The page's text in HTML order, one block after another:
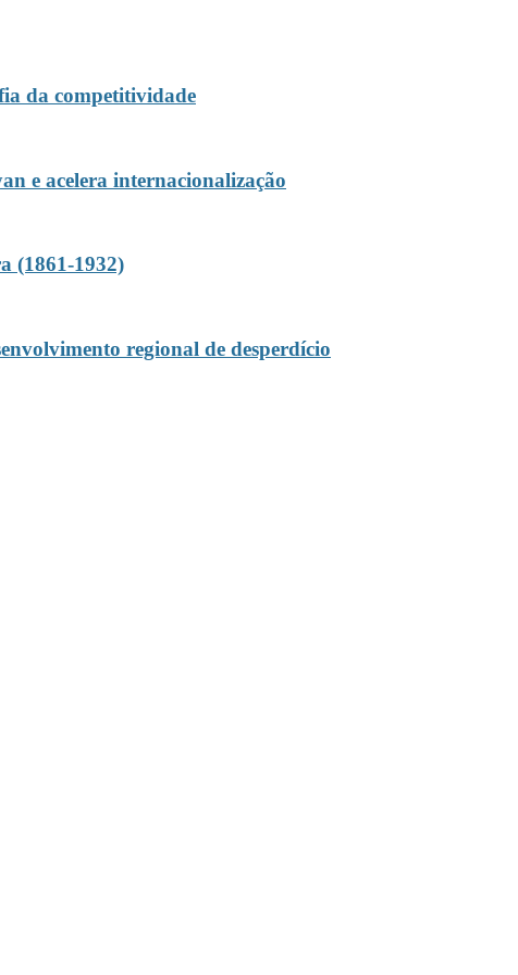
da competitividade
e acelera internacionalização
(1861-1932)
regional de desperdício